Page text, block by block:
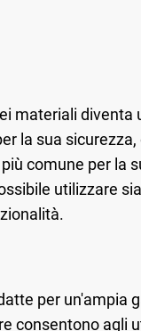
materiali diventa
la sua sicurezza,
comune per la
utilizzare sia
per un'ampia
consentono agli